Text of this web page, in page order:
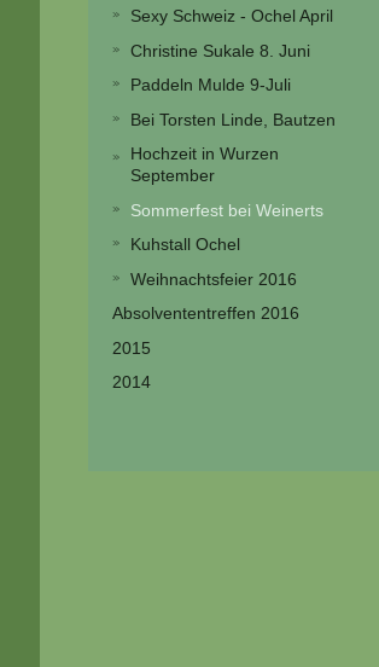
Sexy Schweiz - Ochel April
Christine Sukale 8. Juni
Paddeln Mulde 9-Juli
Bei Torsten Linde, Bautzen
Hochzeit in Wurzen
September
Sommerfest bei Weinerts
Kuhstall Ochel
Weihnachtsfeier 2016
Absolvententreffen 2016
2015
2014